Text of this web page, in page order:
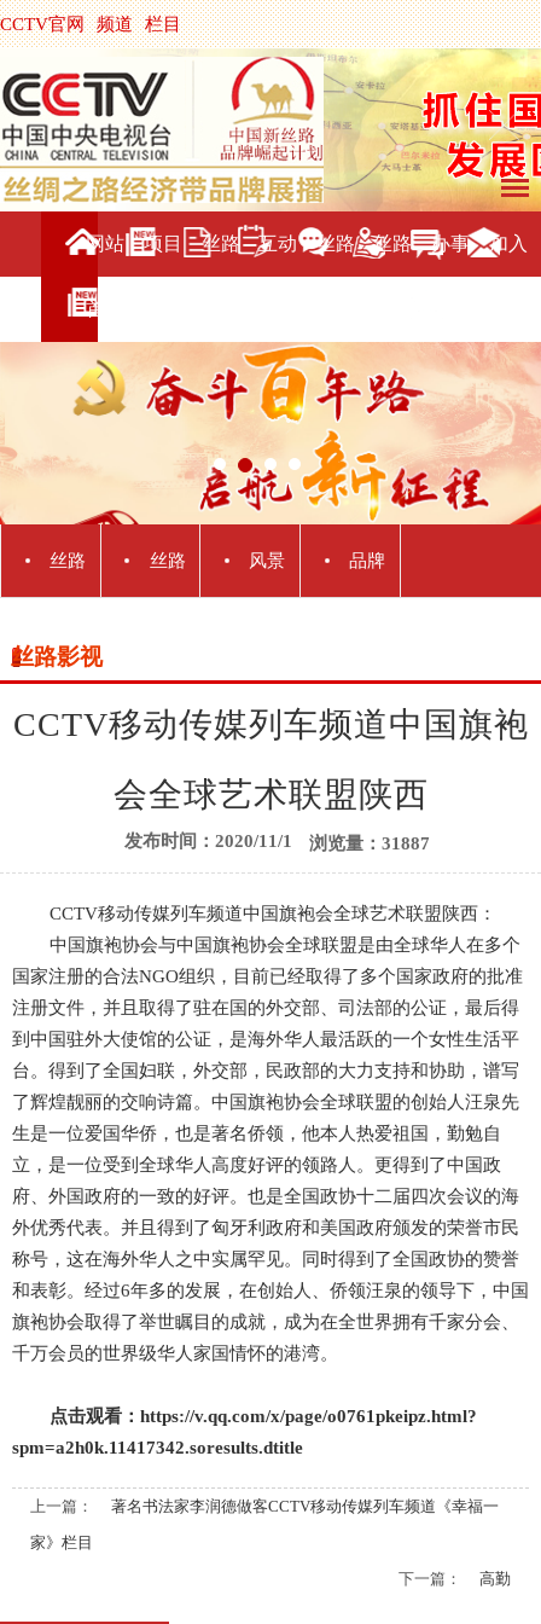
CCTV官网 频道 栏目
主持人 节目单
央视影音 | 中国搜索
网站
首页
项目 丝路 互动 丝路 丝路 办事 加入
丝路 丝路 风景 品牌
丝路影视
CCTV移动传媒列车频道中国旗袍
会全球艺术联盟陕西
发布时间：2020/11/1 浏览量：31887
CCTV移动传媒列车频道中国旗袍会全球艺术联盟陕西：
中国旗袍协会与中国旗袍协会全球联盟是由全球华人在多个
国家注册的合法NGO组织，目前已经取得了多个国家政府的批准
注册文件，并且取得了驻在国的外交部、司法部的公证，最后得
到中国驻外大使馆的公证，是海外华人最活跃的一个女性生活平
台。得到了全国妇联，外交部，民政部的大力支持和协助，谱写
了辉煌靓丽的交响诗篇。中国旗袍协会全球联盟的创始人汪泉先
生是一位爱国华侨，也是著名侨领，他本人热爱祖国，勤勉自
立，是一位受到全球华人高度好评的领路人。更得到了中国政
府、外国政府的一致的好评。也是全国政协十二届四次会议的海
外优秀代表。并且得到了匈牙利政府和美国政府颁发的荣誉市民
称号，这在海外华人之中实属罕见。同时得到了全国政协的赞誉
和表彰。经过6年多的发展，在创始人、侨领汪泉的领导下，中国
旗袍协会取得了举世瞩目的成就，成为在全世界拥有千家分会、
千万会员的世界级华人家国情怀的港湾。
点击观看：https://v.qq.com/x/page/o0761pkeipz.html?
spm=a2h0k.11417342.soresults.dtitle
上一篇：
著名书法家李润德做客CCTV移动传媒列车频道《幸福一
家》栏目
下一篇：
高勤